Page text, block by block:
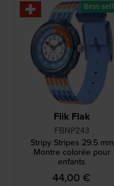
Flik Flak
FBNP243
Stripy Stripes 29.5 mm
Montre colorée pour
enfants
44,00 €
Best-